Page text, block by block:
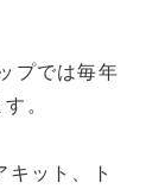
プでは毎年
。
ット、ト